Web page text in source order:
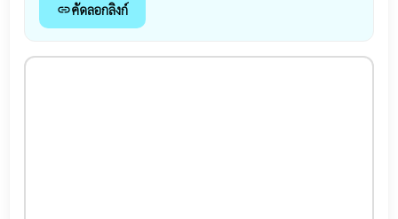
linkคัดลอกลิงก์